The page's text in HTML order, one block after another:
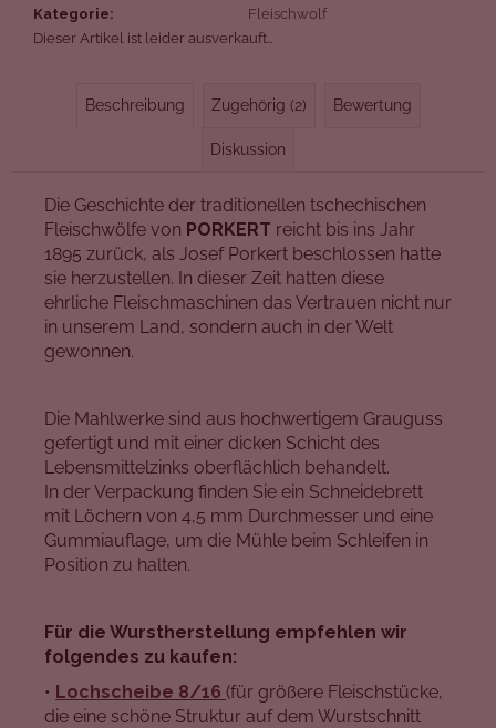
Kategorie:
Fleischwolf
Dieser Artikel ist leider ausverkauft…
Beschreibung Zugehörig (2) Bewertung
Diskussion
Die Geschichte der traditionellen tschechischen
Fleischwölfe von PORKERT reicht bis ins Jahr
1895 zurück, als Josef Porkert beschlossen hatte
sie herzustellen. In dieser Zeit hatten diese
ehrliche Fleischmaschinen das Vertrauen nicht nur
in unserem Land, sondern auch in der Welt
gewonnen.
Die Mahlwerke sind aus hochwertigem Grauguss
gefertigt und mit einer dicken Schicht des
Lebensmittelzinks oberflächlich behandelt.
In der Verpackung finden Sie ein Schneidebrett
mit Löchern von 4,5 mm Durchmesser und eine
Gummiauflage, um die Mühle beim Schleifen in
Position zu halten.
Für die Wurstherstellung empfehlen wir
folgendes zu kaufen:
• Lochscheibe 8/16 (für größere Fleischstücke,
die eine schöne Struktur auf dem Wurstschnitt